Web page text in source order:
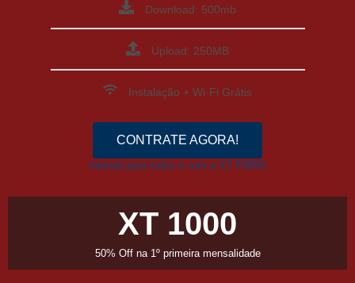
Download: 500mb
Upload: 250MB
Instalação + Wi-Fi Grátis
CONTRATE AGORA!
Internet para todos é com a XT FIBRA
XT 1000
50% Off na 1º primeira mensalidade